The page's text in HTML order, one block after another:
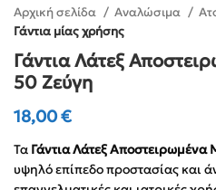
Αρχική σελίδα Αναλώσιμα
Γάντια μίας χρήσης
Γάντια Λάτεξ
50 Ζεύγη
18,00€
Τα Γάντια Λάτεξ
υψηλό επίπεδο προστασίας και